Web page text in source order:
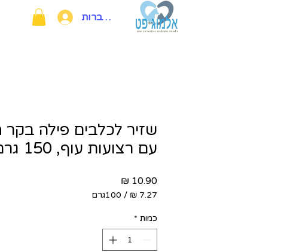
להתחברות
שזיר לכלבים פילה בקר
עם רצועות עוף, 150 גרם
/ 100גרם
לכל
100
כמות *